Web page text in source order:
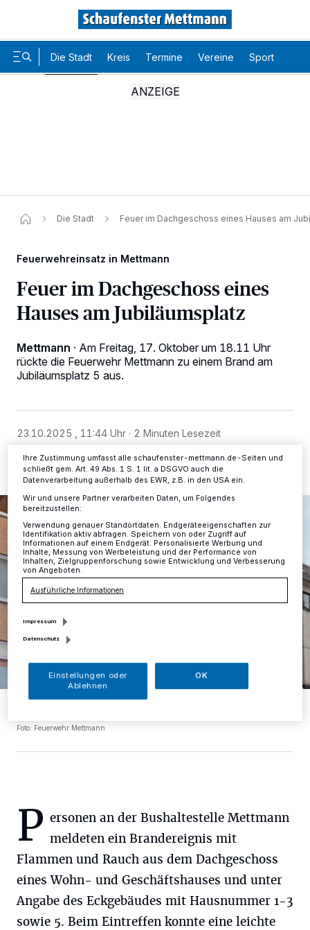
Die Stadt Kreis Termine Vereine Sport
Die Stadt Feuer im Dachgeschoss eines Hauses am
Feuerwehreinsatz in Mettmann
Feuer im Dachgeschoss eines
Hauses am Jubiläumsplatz
Mettmann · Am Freitag, 17. Oktober um 18.11 Uhr
rückte die Feuerwehr Mettmann zu einem Brand am
Jubiläumsplatz 5 aus.
23.10.2025 , 11:44 Uhr 2 Minuten Lesezeit
Eine Drehleiter wurde umgehend zur weiteren Erkundung vor dem
Foto: Feuerwehr Mettmann
P ersonen an der Bushaltestelle Mettmann
meldeten ein Brandereignis mit
Flammen und Rauch aus dem Dachgeschoss
eines Wohn- und Geschäftshauses und unter
Angabe des Eckgebäudes mit Hausnummer 1-3
sowie 5. Beim Eintreffen konnte eine leichte
Wir und unsere 218-Partner speichern und greifen auf
Tracking-Technologien für die unter „Wir und unsere Partner
verarbeiten Daten, um Ihnen Dienste bereitzustellen“ aufgeführten
Zwecke. Wenn Tracker deaktiviert sind, sind manche Inhalte und
Ihre Einstellungen gelten innerhalb unseres Website. Weitere
Informationen finden Sie in unserer Datenschutzerklärung.
Ihre Zustimmung umfasst alle schaufenster-mettmann.de-Seiten und
schließt gem. Art. 49 Abs. 1 S. 1 lit. a DSGVO auch die
Datenverarbeitung außerhalb des EWR, z.B. in den USA ein.
Wir und unsere Partner verarbeiten Daten, um Folgendes
bereitzustellen:
Verwendung genauer Standortdaten. Endgeräteeigenschaften zur
Identifikation aktiv abfragen. Speichern von oder Zugriff auf
Informationen auf einem Endgerät. Personalisierte Werbung und
Inhalte, Messung von Werbeleistung und der Performance von
Inhalten, Zielgruppenforschung sowie Entwicklung und Verbesserung
von Angeboten.
Ausführliche Informationen
Impressum
Datenschutz
Einstellungen oder
Ablehnen
OK